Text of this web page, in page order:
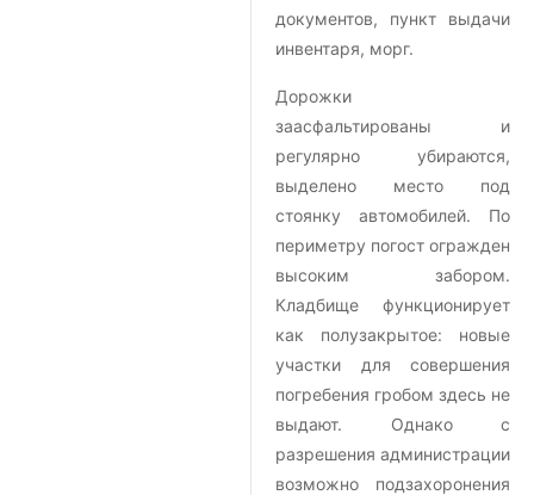
документов, пункт выдачи
инвентаря, морг.
Дорожки
заасфальтированы и
регулярно убираются,
выделено место под
стоянку автомобилей. По
периметру погост огражден
высоким забором.
Кладбище функционирует
как полузакрытое: новые
участки для совершения
погребения гробом здесь не
выдают. Однако с
разрешения администрации
возможно подзахоронения